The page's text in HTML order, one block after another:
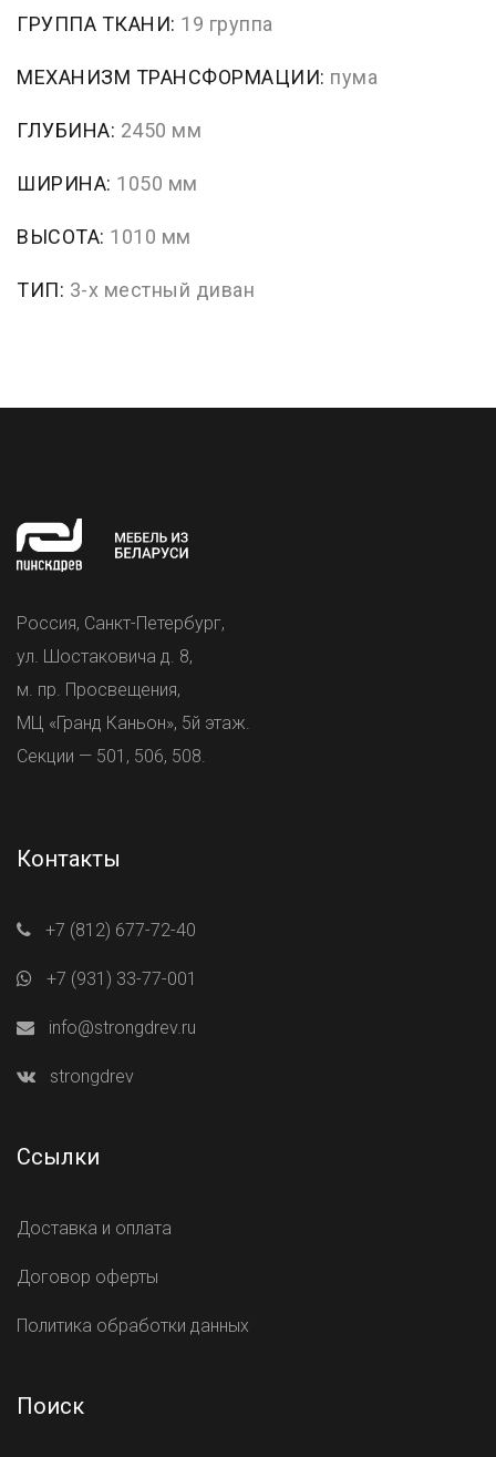
ГРУППА ТКАНИ: 19 группа
МЕХАНИЗМ ТРАНСФОРМАЦИИ: пума
ГЛУБИНА: 2450 мм
ШИРИНА: 1050 мм
ВЫСОТА: 1010 мм
ТИП: 3-х местный диван
Россия, Санкт-Петербург,
ул. Шостаковича д. 8,
м. пр. Просвещения,
МЦ «Гранд Каньон», 5й этаж.
Секции — 501, 506, 508.
Контакты
+7 (812) 677-72-40
+7 (931) 33-77-001
info@strongdrev.ru
strongdrev
Ссылки
Доставка и оплата
Договор оферты
Политика обработки данных
Поиск